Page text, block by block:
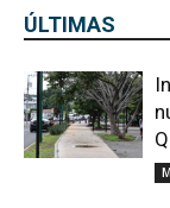
ÚLTIMAS